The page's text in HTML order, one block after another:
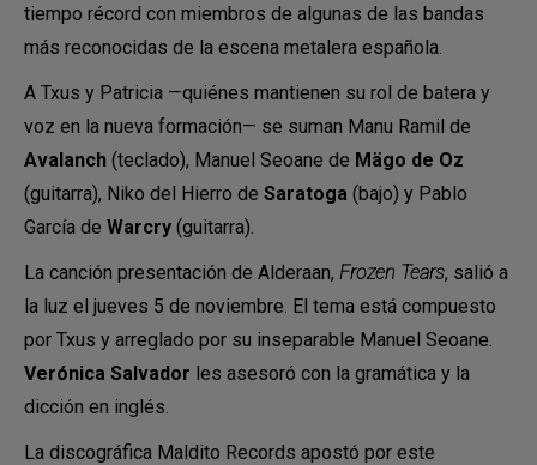
tiempo récord con miembros de algunas de las bandas
más reconocidas de la escena metalera española.
A Txus y Patricia —quiénes mantienen su rol de batera y
voz en la nueva formación— se suman Manu Ramil de
Avalanch (teclado), Manuel Seoane de Mägo de Oz
(guitarra), Niko del Hierro de Saratoga (bajo) y Pablo
García de Warcry (guitarra).
La canción presentación de Alderaan, Frozen Tears, salió a
la luz el jueves 5 de noviembre. El tema está compuesto
por Txus y arreglado por su inseparable Manuel Seoane.
Verónica Salvador les asesoró con la gramática y la
dicción en inglés.
La discográfica Maldito Records apostó por este